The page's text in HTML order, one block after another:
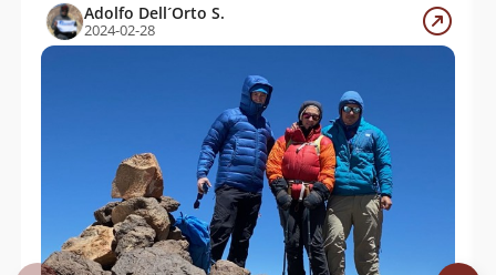
Adolfo Dell´Orto S.
2024-02-28